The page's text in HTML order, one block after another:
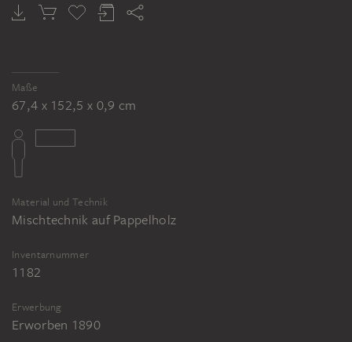
Maße
67,4 x 152,5 x 0,9 cm
Material und Technik
Mischtechnik auf Pappelholz
Inventarnummer
1182
Erwerbung
Erworben 1890